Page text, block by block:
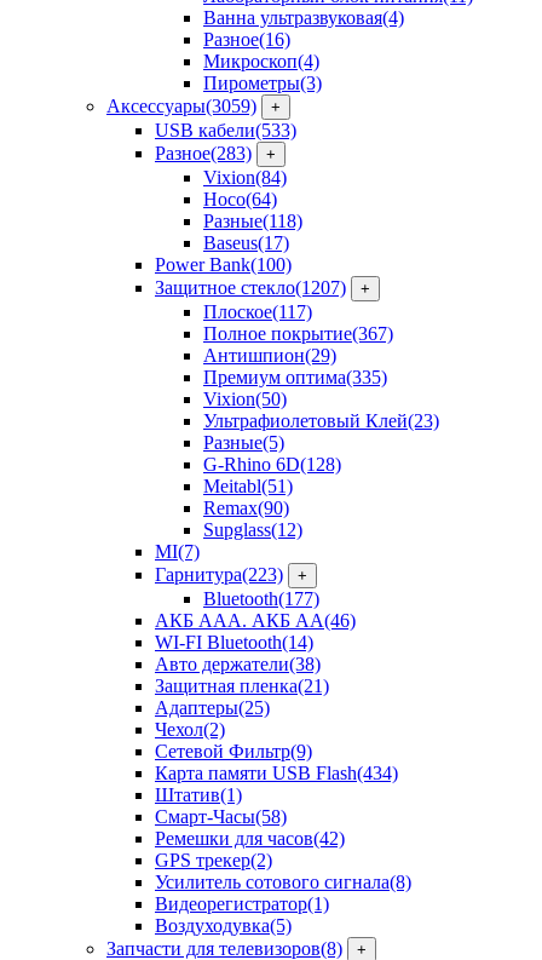
Ванна ультразвуковая(4)
Разное(16)
Микроскоп(4)
Пирометры(3)
Аксессуары(3059) +
USB кабели(533)
Разное(283) +
Vixion(84)
Hoco(64)
Разные(118)
Baseus(17)
Power Bank(100)
Защитное стекло(1207) +
Плоское(117)
Полное покрытие(367)
Антишпион(29)
Премиум оптима(335)
Vixion(50)
Ультрафиолетовый Клей(23)
Разные(5)
G-Rhino 6D(128)
Meitabl(51)
Remax(90)
Supglass(12)
MI(7)
Гарнитура(223) +
Bluetooth(177)
АКБ ААА. АКБ АА(46)
WI-FI Bluetooth(14)
Авто держатели(38)
Защитная пленка(21)
Адаптеры(25)
Чехол(2)
Сетевой Фильтр(9)
Карта памяти USB Flash(434)
Штатив(1)
Смарт-Часы(58)
Ремешки для часов(42)
GPS трекер(2)
Усилитель сотового сигнала(8)
Видеорегистратор(1)
Воздуходувка(5)
Запчасти для телевизоров(8) +